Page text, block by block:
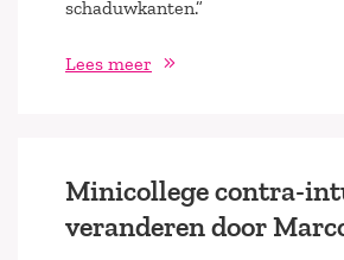
schaduwkanten.”
Lees meer
Minicollege contra-
veranderen door